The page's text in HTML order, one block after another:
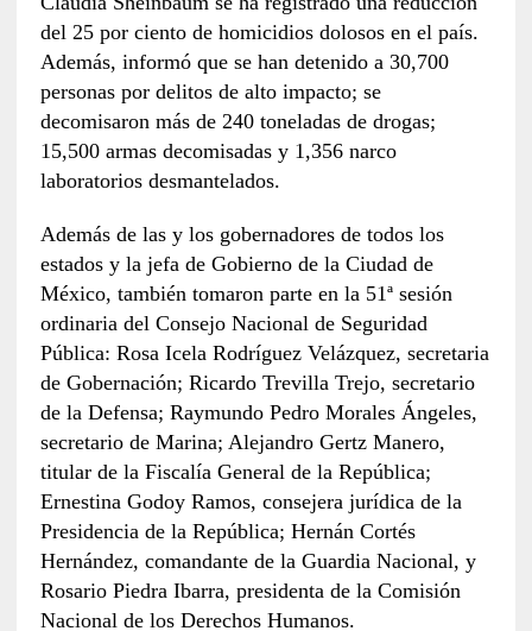
del 25 por ciento de homicidios dolosos en el país.
Además, informó que se han detenido a 30,700
personas por delitos de alto impacto; se
decomisaron más de 240 toneladas de drogas;
15,500 armas decomisadas y 1,356 narco
laboratorios desmantelados.
Además de las y los gobernadores de todos los
estados y la jefa de Gobierno de la Ciudad de
México, también tomaron parte en la 51ª sesión
ordinaria del Consejo Nacional de Seguridad
Pública: Rosa Icela Rodríguez Velázquez, secretaria
de Gobernación; Ricardo Trevilla Trejo, secretario
de la Defensa; Raymundo Pedro Morales Ángeles,
secretario de Marina; Alejandro Gertz Manero,
titular de la Fiscalía General de la República;
Ernestina Godoy Ramos, consejera jurídica de la
Presidencia de la República; Hernán Cortés
Hernández, comandante de la Guardia Nacional, y
Rosario Piedra Ibarra, presidenta de la Comisión
Nacional de los Derechos Humanos.